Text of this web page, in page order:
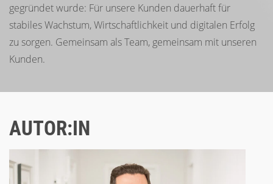
gegründet wurde: Für unsere Kunden dauerhaft für
stabiles Wachstum, Wirtschaftlichkeit und digitalen Erfolg
zu sorgen. Gemeinsam als Team, gemeinsam mit unseren
Kunden.
AUTOR:IN